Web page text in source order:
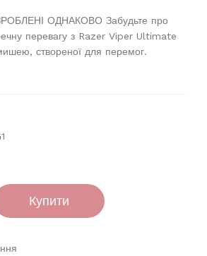
ОДНАКОВО Забудьте про
перевагу з Razer Viper Ultimate
створеної для перемог.
Купити